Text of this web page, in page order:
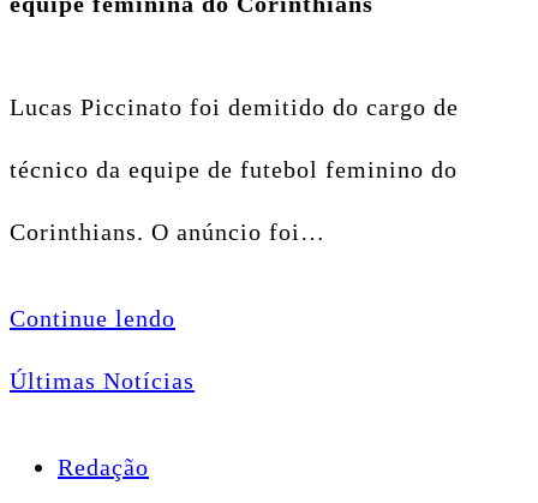
Lucas Piccinato foi demitido do cargo de
técnico da equipe de futebol feminino do
Corinthians. O anúncio foi…
Continue lendo
Últimas Notícias
Redação